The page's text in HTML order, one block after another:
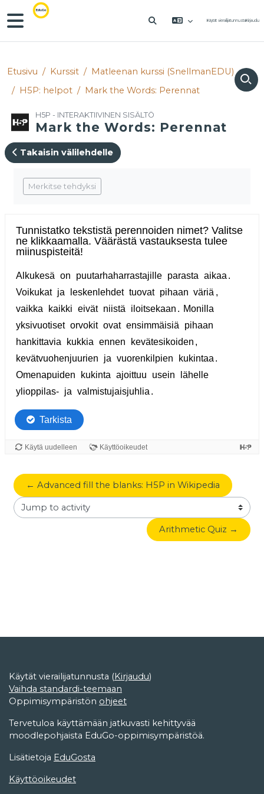
Siirry pääsisältöön
Sivupaneeli
VAIHDA HAKUSYÖTTÖÄ
Käytät vierailijatunnustaKirjaudu
Etusivu Kurssit
Matleenan kurssi (SnellmanEDU)
H5P: helpot
Mark the Words: Perennat
H5P - INTERAKTIIVINEN SISÄLTÖ
Mark the Words: Perennat
Takaisin välilehdelle
Merkitse tehdyksi
← Advanced fill the blanks: H5P in Wikipedia
Jump to activity
Arithmetic Quiz →
Käytät vierailijatunnusta (Kirjaudu)
Vaihda standardi-teemaan
Oppimisympäristön ohjeet
Tervetuloa käyttämään jatkuvasti kehittyvää
moodlepohjaista EduGo-oppimisympäristöä.
Lisätietoja EduGosta
Käyttöoikeudet